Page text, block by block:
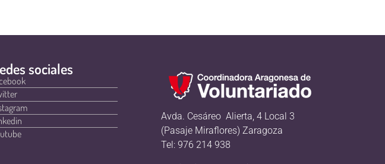
sociales
Avda. Cesáreo Alierta, 4 Local 3
(Pasaje Miraflores) Zaragoza
Tel: 976 214 938